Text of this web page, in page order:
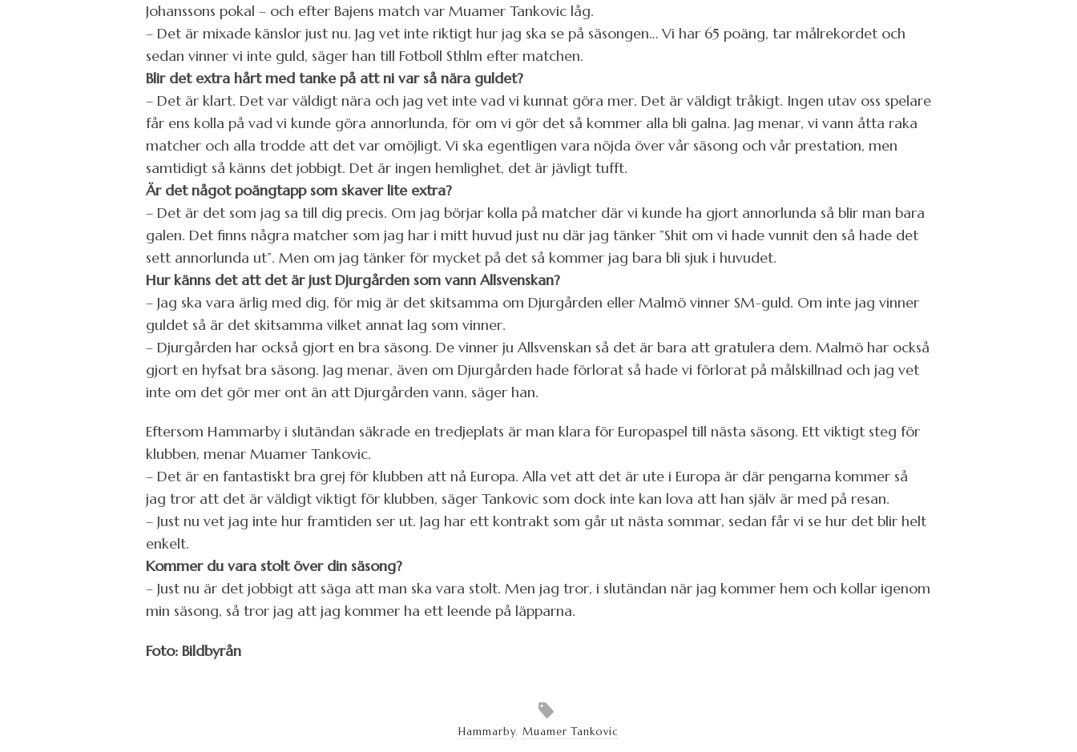
Johanssons pokal – och efter Bajens match var Muamer Tankovic låg.
– Det är mixade känslor just nu. Jag vet inte riktigt hur jag ska se på säsongen… Vi har 65 poäng, tar målrekordet och
sedan vinner vi inte guld, säger han till Fotboll Sthlm efter matchen.
Blir det extra hårt med tanke på att ni var så nära guldet?
– Det är klart. Det var väldigt nära och jag vet inte vad vi kunnat göra mer. Det är väldigt tråkigt. Ingen utav oss spelare
får ens kolla på vad vi kunde göra annorlunda, för om vi gör det så kommer alla bli galna. Jag menar, vi vann åtta raka
matcher och alla trodde att det var omöjligt. Vi ska egentligen vara nöjda över vår säsong och vår prestation, men
samtidigt så känns det jobbigt. Det är ingen hemlighet, det är jävligt tufft.
Är det något poängtapp som skaver lite extra?
– Det är det som jag sa till dig precis. Om jag börjar kolla på matcher där vi kunde ha gjort annorlunda så blir man bara
galen. Det finns några matcher som jag har i mitt huvud just nu där jag tänker ”Shit om vi hade vunnit den så hade det
sett annorlunda ut”. Men om jag tänker för mycket på det så kommer jag bara bli sjuk i huvudet.
Hur känns det att det är just Djurgården som vann Allsvenskan?
– Jag ska vara ärlig med dig, för mig är det skitsamma om Djurgården eller Malmö vinner SM-guld. Om inte jag vinner
guldet så är det skitsamma vilket annat lag som vinner.
– Djurgården har också gjort en bra säsong. De vinner ju Allsvenskan så det är bara att gratulera dem. Malmö har också
gjort en hyfsat bra säsong. Jag menar, även om Djurgården hade förlorat så hade vi förlorat på målskillnad och jag vet
inte om det gör mer ont än att Djurgården vann, säger han.
Eftersom Hammarby i slutändan säkrade en tredjeplats är man klara för Europaspel till nästa säsong. Ett viktigt steg för
klubben, menar Muamer Tankovic.
– Det är en fantastiskt bra grej för klubben att nå Europa. Alla vet att det är ute i Europa är där pengarna kommer så
jag tror att det är väldigt viktigt för klubben, säger Tankovic som dock inte kan lova att han själv är med på resan.
– Just nu vet jag inte hur framtiden ser ut. Jag har ett kontrakt som går ut nästa sommar, sedan får vi se hur det blir helt
enkelt.
Kommer du vara stolt över din säsong?
– Just nu är det jobbigt att säga att man ska vara stolt. Men jag tror, i slutändan när jag kommer hem och kollar igenom
min säsong, så tror jag att jag kommer ha ett leende på läpparna.
Foto: Bildbyrån
Hammarby, Muamer Tankovic